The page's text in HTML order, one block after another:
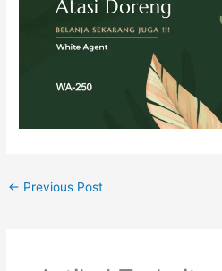
← Previous Post